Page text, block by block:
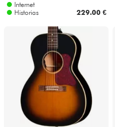
Internet
Historias
229.00 €